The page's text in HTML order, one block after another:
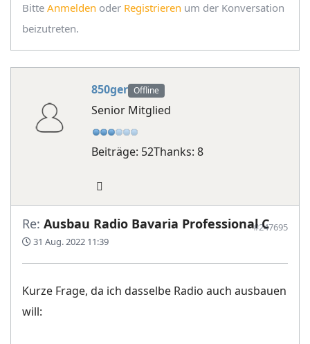
Bitte Anmelden oder Registrieren um der Konversation
beizutreten.
850ger Offline
Senior Mitglied
Beiträge: 52Thanks: 8
Re: Ausbau Radio Bavaria Professional C
31 Aug. 2022 11:39
#247695
Kurze Frage, da ich dasselbe Radio auch ausbauen
will: